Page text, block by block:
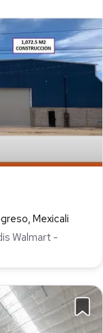
Mexicali
Walmart -